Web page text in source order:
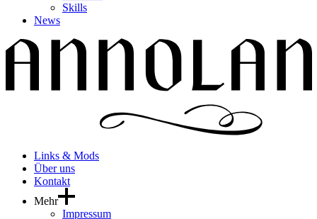
Skills
News
Links & Mods
Über uns
Kontakt
Mehr
Impressum